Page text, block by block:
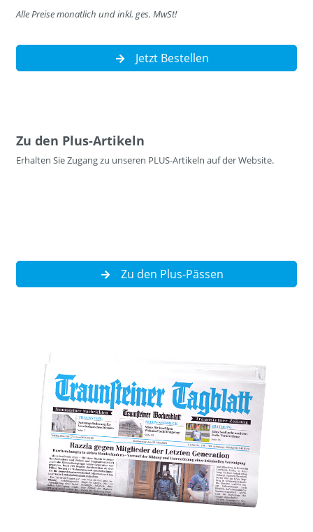
Alle Preise monatlich und inkl. ges. MwSt!
Jetzt Bestellen
Zu den Plus-Artikeln
Erhalten Sie Zugang zu unseren PLUS-Artikeln auf der Website.
Zu den Plus-Pässen